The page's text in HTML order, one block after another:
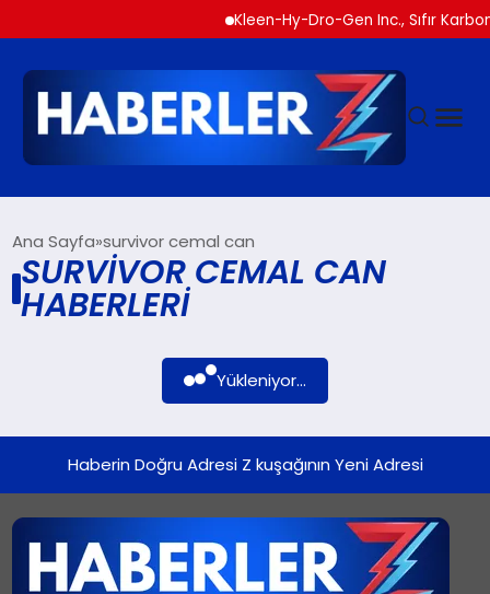
Kleen-Hy-Dro-Gen Inc., Sıfır
SIYASET
SPOR
TEKNOLOJI
Ana Sayfa survivor cemal can
SURVIVOR CEMAL CAN
HABERLERI
Yükleniyor...
Haberin Doğru Adresi Z kuşağının Yeni Adresi